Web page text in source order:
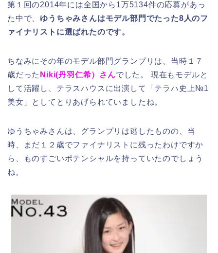
第１回の2014年には全国から1万5134件の応募があっ
た中で、 ゆうちゃみさんはモデル部門でたった8人のフ
ァイナリストに選ばれたのです。
ちなみにその年のモデル部門グランプリは、当時１７
歳だった Niki(丹羽仁希）さんでした。 現在もモデルと
して活躍し、テラスハウスに出演して「テラハ史上№1
美女」としてとりあげられていましたね。
ゆうちゃみさんは、グランプリは逃したものの、当
時、まだ１２歳でファイナリストに残ったわけですか
ら、ものすごいポテンシャルを持っていたのでしょう
ね。